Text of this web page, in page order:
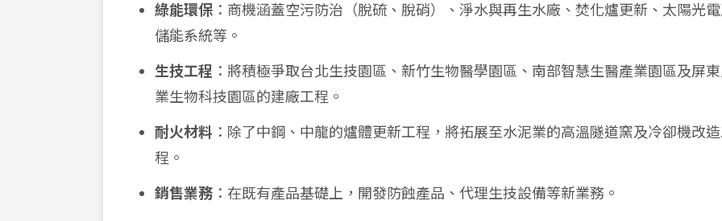
綠能環保 ：商機涵蓋空污防治（脫硫、脫硝）、淨水與再生水廠、焚化爐更新、太陽光
儲能系統等。
生技工程 ：將積極爭取台北生技園區、新竹生物醫學園區、南部智慧生醫產業園區及屏
業生物科技園區的建廠工程。
耐火材料 ：除了中鋼、中龍的爐體更新工程，將拓展至水泥業的高溫隧道窯及冷卻機改
程。
銷售業務 ：在既有產品基礎上，開發防蝕產品、代理生技設備等新業務。